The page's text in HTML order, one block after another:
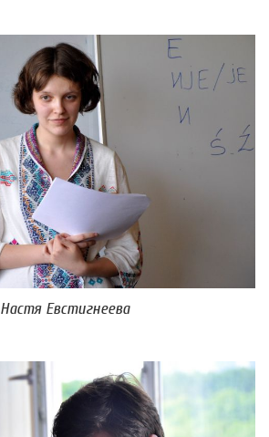
Настя Евстигнеева